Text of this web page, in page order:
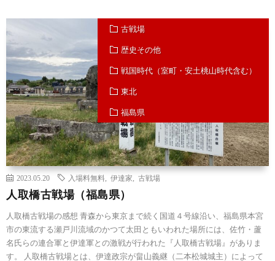
古戦場
歴史その他
戦国時代（室町・安土桃山時代含む）
東北
福島県
2023.05.20 入場料無料 伊達家 古戦場
人取橋古戦場（福島県）
人取橋古戦場の感想 青森から東京まで続く国道４号線沿い、福島県本宮
市の東流する瀬戸川流域のかつて太田ともいわれた場所には、佐竹・蘆
名氏らの連合軍と伊達軍との激戦が行われた『人取橋古戦場』がありま
す。 人取橋古戦場とは、伊達政宗が畠山義継（二本松城城主）によって